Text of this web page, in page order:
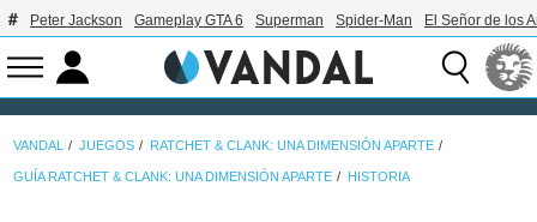
Peter Jackson Gameplay GTA 6 Superman Spider-Man El Señor de los
VANDAL JUEGOS RATCHET & CLANK: UNA DIMENSIÓN APARTE
GUÍA RATCHET & CLANK: UNA DIMENSIÓN APARTE HISTORIA